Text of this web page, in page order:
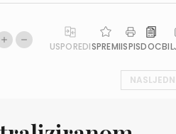
USPOREDISPREMIISPISDOC